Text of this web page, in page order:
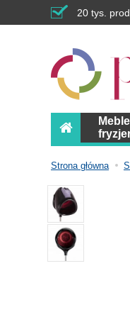
20 tys.
Meble
Strona główna